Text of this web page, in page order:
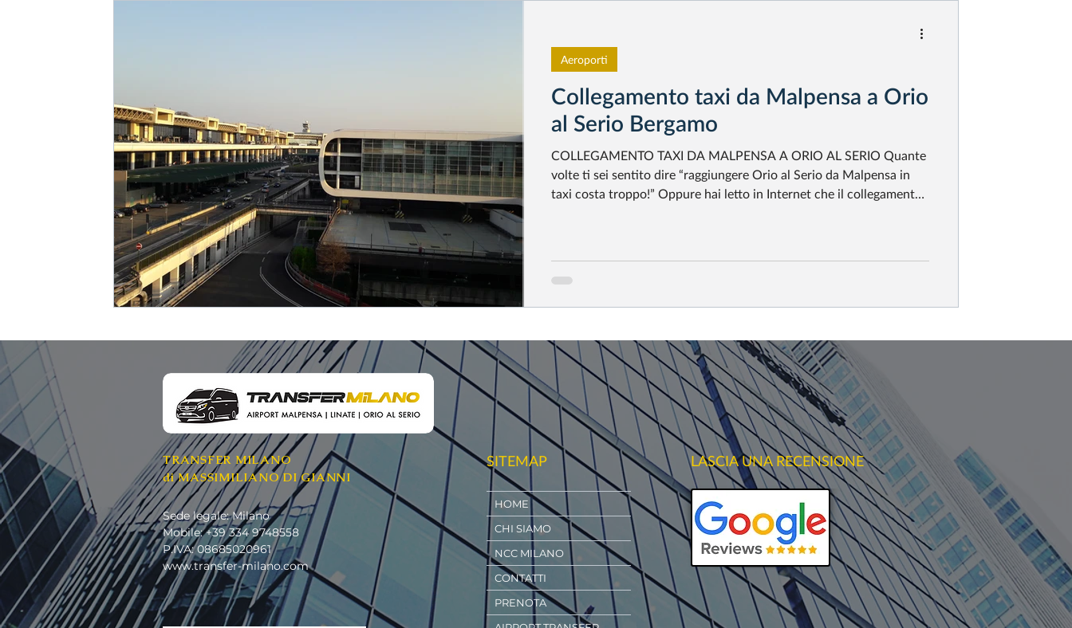
Collegamento taxi da Malpensa a Orio
al Serio Bergamo
COLLEGAMENTO TAXI DA MALPENSA A ORIO AL SERIO Quante
volte ti sei sentito dire “raggiungere Orio al Serio da Malpensa in
taxi costa troppo!” Oppure hai letto in Internet che il collegamento
viaggio. Ancora non sei con
Aeroporti
TRANSFER MILANO
di MASSIMILIANO DI GIANNI
Sede legale: Milano
Mobile: +39 334 9748558​
P.IVA: 08685020961
www.transfer-milano.com
SITEMAP
HOME
CHI SIAMO
NCC MILANO
CONTATTI
PRENOTA
LASCIA UNA RECENSIONE